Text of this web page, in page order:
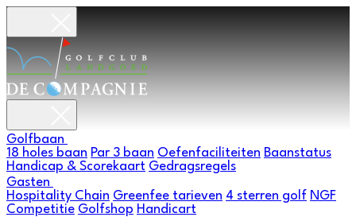
Golfbaan
18 holes baan Par 3 baan Oefenfaciliteiten Baanstatus
Handicap & Scorekaart Gedragsregels
Gasten
Hospitality Chain Greenfee tarieven 4 sterren golf NGF
Competitie Golfshop Handicart